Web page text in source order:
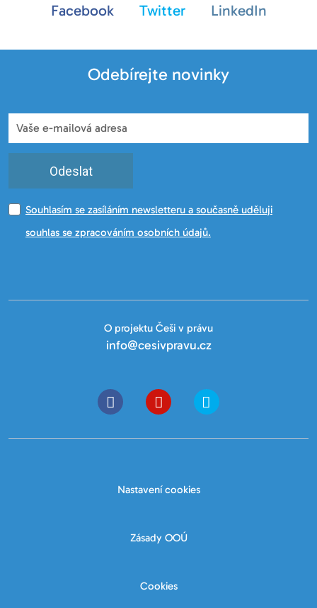
Facebook Twitter LinkedIn
Odebírejte novinky
Odeslat
Souhlasím se zasíláním newsletteru a současně uděluji
souhlas se zpracováním osobních údajů.
O projektu Češi v právu
info@cesivpravu.cz
Nastavení cookies
Zásady OOÚ
Cookies